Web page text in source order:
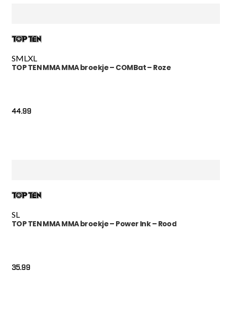
SML XL
TOP TEN MMA MMA broekje – COMBat – Roze
44.99
SL
TOP TEN MMA MMA broekje – Power Ink – Rood
35.99